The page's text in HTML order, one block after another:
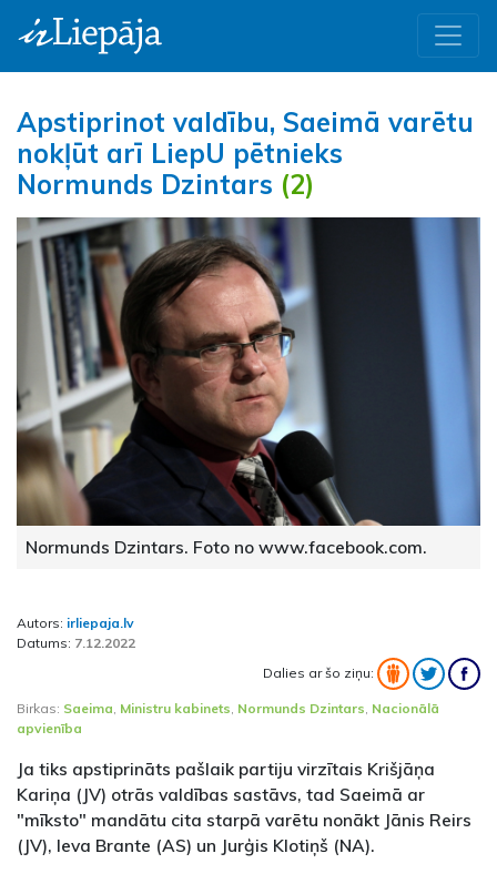
Apstiprinot valdību, Saeimā varētu
nokļūt arī LiepU pētnieks
Normunds Dzintars (2)
Normunds Dzintars. Foto no www.facebook.com.
Autors: irliepaja.lv
Datums: 7.12.2022
Dalies ar šo ziņu:
Birkas: Saeima, Ministru kabinets, Normunds Dzintars, Nacionālā
apvienība
Ja tiks apstiprināts pašlaik partiju virzītais Krišjāņa
Kariņa (JV) otrās valdības sastāvs, tad Saeimā ar
"mīksto" mandātu cita starpā varētu nonākt Jānis Reirs
(JV), Ieva Brante (AS) un Jurģis Klotiņš (NA).